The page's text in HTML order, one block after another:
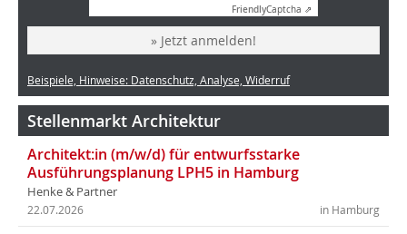
FriendlyCaptcha ⇗
» Jetzt anmelden!
Beispiele, Hinweise: Datenschutz, Analyse, Widerruf
Stellenmarkt Architektur
Architekt:in (m/w/d) für entwurfsstarke
Ausführungsplanung LPH5 in Hamburg
Henke & Partner
in Hamburg
22.07.2026